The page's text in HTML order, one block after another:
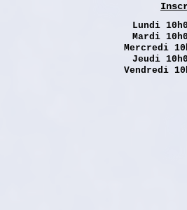
Lundi
Mardi
Mercredi
Jeudi
Vendredi